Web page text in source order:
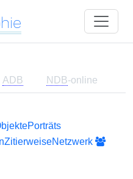
ADB NDB-online
Porträts
ZitierweiseNetzwerk